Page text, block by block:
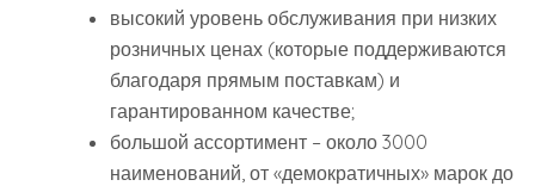
высокий уровень обслуживания при низких
розничных ценах (которые поддерживаются
благодаря прямым поставкам) и
гарантированном качестве;
большой ассортимент – около 3000
наименований, от «демократичных» марок до